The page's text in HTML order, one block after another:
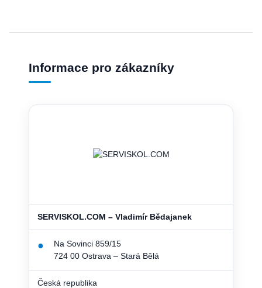
Informace pro zákazníky
SERVISKOL.COM – Vladimír Bědajanek
●
Na Sovinci 859/15
724 00 Ostrava – Stará Bělá
Česká republika